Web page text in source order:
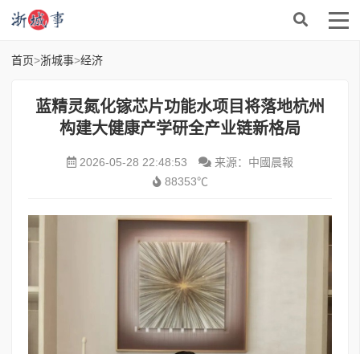
首页>浙城事>经济
蓝精灵氮化镓芯片功能水项目将落地杭州
构建大健康产学研全产业链新格局
2026-05-28 22:48:53
来源：中國晨報
88353℃